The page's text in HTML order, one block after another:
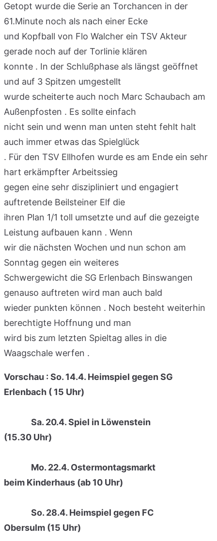
Getopt wurde die Serie an Torchancen in der
61.Minute noch als nach einer Ecke
und Kopfball von Flo Walcher ein TSV Akteur
gerade noch auf der Torlinie klären
konnte . In der Schlußphase als längst geöffnet
und auf 3 Spitzen umgestellt
wurde scheiterte auch noch Marc Schaubach am
Außenpfosten . Es sollte einfach
nicht sein und wenn man unten steht fehlt halt
auch immer etwas das Spielglück
. Für den TSV Ellhofen wurde es am Ende ein sehr
hart erkämpfter Arbeitssieg
gegen eine sehr diszipliniert und engagiert
auftretende Beilsteiner Elf die
ihren Plan 1/1 toll umsetzte und auf die gezeigte
Leistung aufbauen kann . Wenn
wir die nächsten Wochen und nun schon am
Sonntag gegen ein weiteres
Schwergewicht die SG Erlenbach Binswangen
genauso auftreten wird man auch bald
wieder punkten können . Noch besteht weiterhin
berechtigte Hoffnung und man
wird bis zum letzten Spieltag alles in die
Waagschale werfen .
Vorschau : So. 14.4. Heimspiel gegen SG
Erlenbach ( 15 Uhr)
Sa. 20.4. Spiel in Löwenstein
(15.30 Uhr)
Mo. 22.4. Ostermontagsmarkt
beim Kinderhaus (ab 10 Uhr)
So. 28.4. Heimspiel gegen FC
Obersulm (15 Uhr)